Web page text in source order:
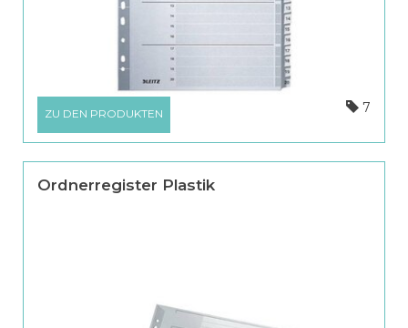
ZU DEN PRODUKTEN 7
Ordnerregister Plastik